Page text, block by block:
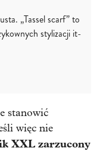
„Tassel scarf” to
stylizacji it-
stanowić
więc nie
XXL zarzucony